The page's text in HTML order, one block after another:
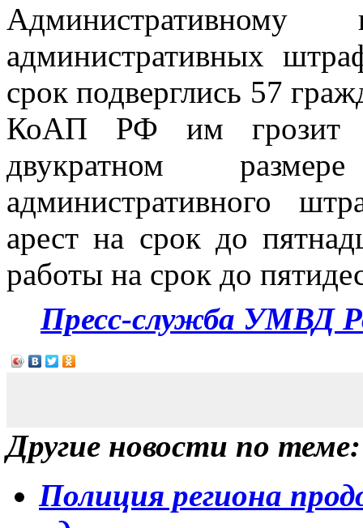
административных
срок подверглись 57
КоАП РФ им грозит
двукратном
административного
арест на срок до
работы на срок до
Пресс-служба УМВД
Другие новости по теме:
Полиция региона